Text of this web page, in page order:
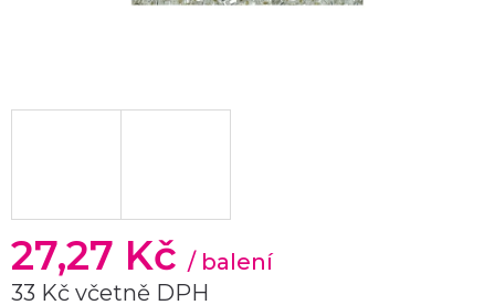
27,27 Kč / balení
33 Kč včetně DPH